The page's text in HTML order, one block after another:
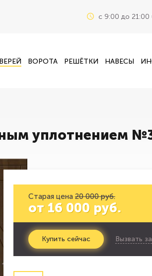
c 9:00 до 21:00
ВОРОТА РЕШЁТКИ НАВЕСЫ
уплотнением
Старая цена 20 000 руб.
от 16 000 руб.
Купить сейчас Вызвать